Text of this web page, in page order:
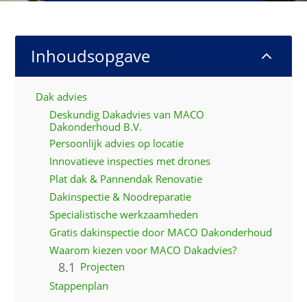
Inhoudsopgave 2
Dak advies
Deskundig Dakadvies van MACO
Dakonderhoud B.V.
Persoonlijk advies op locatie
Innovatieve inspecties met drones
Plat dak & Pannendak Renovatie
Dakinspectie & Noodreparatie
Specialistische werkzaamheden
Gratis dakinspectie door MACO Dakonderhoud
Waarom kiezen voor MACO Dakadvies?
Projecten
Stappenplan